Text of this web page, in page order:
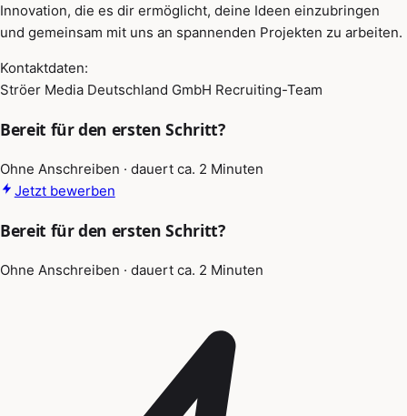
Innovation, die es dir ermöglicht, deine Ideen einzubringen
und gemeinsam mit uns an spannenden Projekten zu arbeiten.
Kontaktdaten:
Ströer Media Deutschland GmbH Recruiting-Team
Bereit für den ersten Schritt?
Ohne Anschreiben · dauert ca. 2 Minuten
Jetzt bewerben
Bereit für den ersten Schritt?
Ohne Anschreiben · dauert ca. 2 Minuten